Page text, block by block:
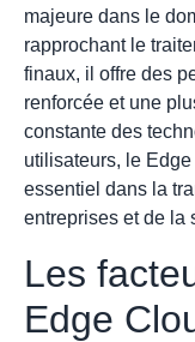
majeure dans le
rapprochant le
finaux, il offre des
renforcée et une
constante des
utilisateurs, le
essentiel dans la
entreprises et de la
Les
Edge